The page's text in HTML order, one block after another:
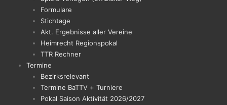
Formulare
Stichtage
Akt. Ergebnisse aller Vereine
Heimrecht Regionspokal
TTR Rechner
Termine
Bezirksrelevant
Termine BaTTV + Turniere
Pokal Saison Aktivität 2026/2027